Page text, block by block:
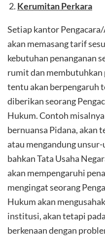
Kerumitan Perkara
Setiap kantor
akan memasang tarif
kebutuhan penanganan
rumit dan membutuhkan
tentu akan berpengaruh
diberikan seorang
Hukum. Contoh
bernuansa Pidana, akan
atau mengandung
bahkan Tata Usaha
akan mempengaruhi
mengingat seorang
Hukum akan
institusi, akan tetapi
berkenaan dengan